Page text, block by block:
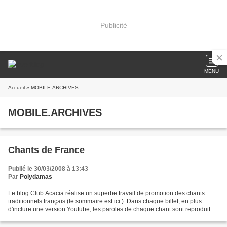
Publicité
MENU
Accueil » MOBILE.ARCHIVES
MOBILE.ARCHIVES
Chants de France
Publié le 30/03/2008 à 13:43
Par Polydamas
Le blog Club Acacia réalise un superbe travail de promotion des chants
traditionnels français (le sommaire est ici.). Dans chaque billet, en plus
d'inclure une version Youtube, les paroles de chaque chant sont reproduites